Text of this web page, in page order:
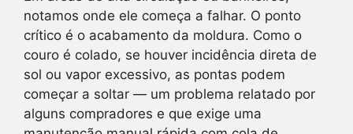
notamos onde ele começa a falhar. O ponto
crítico é o acabamento da moldura. Como o
couro é colado, se houver incidência direta de
sol ou vapor excessivo, as pontas podem
começar a soltar — um problema relatado por
alguns compradores e que exige uma